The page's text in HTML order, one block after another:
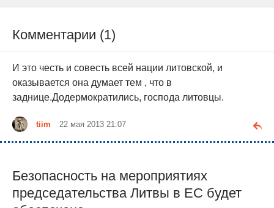
Комментарии (1)
И это честь и совесть всей нации литовской, и
оказывается она думает тем , что в
заднице.Додермократились, господа литовцы.
tiim 22 мая 2013 21:07
Безопасность на мероприятиях
председательства Литвы в ЕС будет